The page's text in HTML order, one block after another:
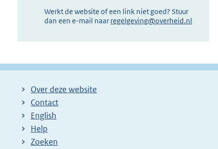
Werkt de website of een link niet goed? Stuur
dan een e-mail naar regelgeving@overheid.nl
Over deze website
Contact
English
Help
Zoeken